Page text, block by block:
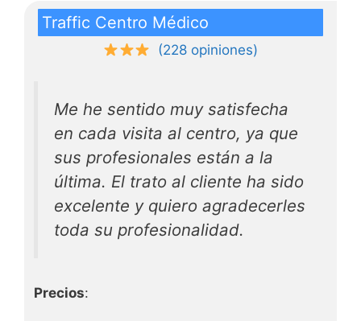
Traffic Centro Médico
(228 opiniones)
Me he sentido muy satisfecha
en cada visita al centro, ya que
sus profesionales están a la
última. El trato al cliente ha sido
excelente y quiero agradecerles
toda su profesionalidad.
Precios: